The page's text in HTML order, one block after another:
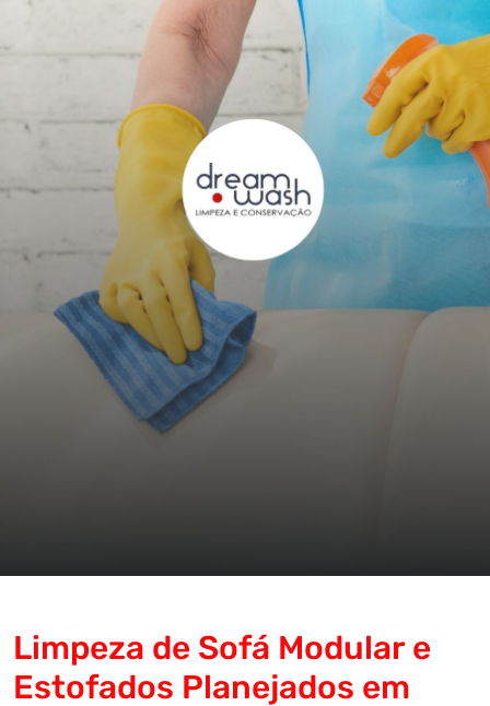
Limpeza de Sofá Modular e
Estofados Planejados em